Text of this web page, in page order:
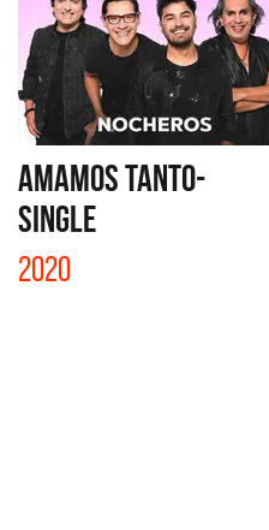
AMAMOS TANTO-
SINGLE
2020